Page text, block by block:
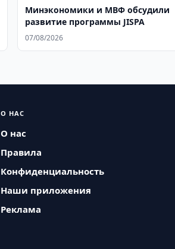
Минэкономики и МВФ обсудили
развитие программы JISPA
07/08/2026
О НАС
О нас
Правила
Конфиденциальность
Наши приложения
Реклама